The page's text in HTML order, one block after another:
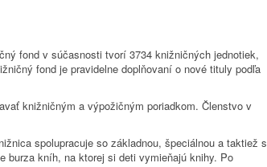
fond v súčasnosti tvorí 3734 knižničných jednotiek,
fond je pravidelne doplňovaní o nové tituly podľa
knižničným a výpožičným poriadkom. Členstvo v
spolupracuje so základnou, špeciálnou a taktiež s
burza kníh, na ktorej si deti vymieňajú knihy. Po